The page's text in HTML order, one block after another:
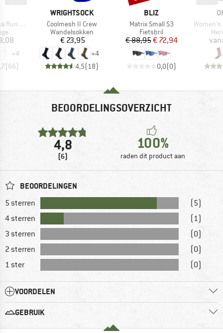
+4
(66)
MERK
WRIGHTSOCK
Artikel
Coolmesh II Crew
Productgroep
Wandelsokken
Prijs
€ 23,95
+4
4,5(18)
MERK
BLIZ
Artikel
Matrix Small S3
Productgroep
Fietsbril
Prijs
€ 88,95Verlaagde prijs
€ 72,94
0,0(0)
Artikel
Women's All
BEOORDELINGSOVERZICHT
4,8
(6)
100%
raden dit product aan
BEOORDELINGEN
5 sterren
(5)
4 sterren
(1)
3 sterren
(0)
2 sterren
(0)
1 ster
(0)
VOORDELEN
GEBRUIK